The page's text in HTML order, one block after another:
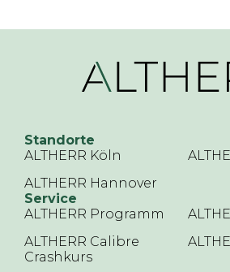
Standorte
ALTHERR Köln
ALTHERR Hannover
Service
ALTHERR Programm
ALTHERR Calibre
Crashkurs